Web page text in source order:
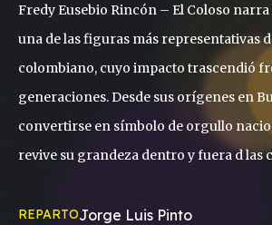
Fredy Eusebio Rincón – El Coloso narra
una de las figuras más representativas
colombiano, cuyo impacto trascendió
generaciones. Desde sus orígenes en
convertirse en símbolo de orgullo
revive su grandeza dentro y fuera d las
REPARTOJorge Luis Pinto